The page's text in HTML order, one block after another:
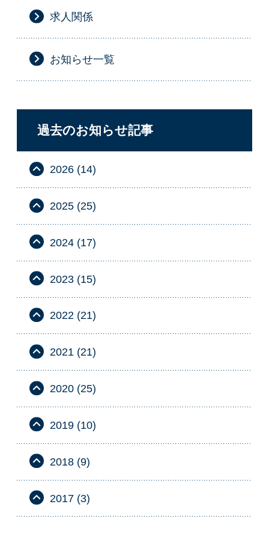
求人関係
お知らせ一覧
過去のお知らせ記事
2026 (14)
2025 (25)
2024 (17)
2023 (15)
2022 (21)
2021 (21)
2020 (25)
2019 (10)
2018 (9)
2017 (3)